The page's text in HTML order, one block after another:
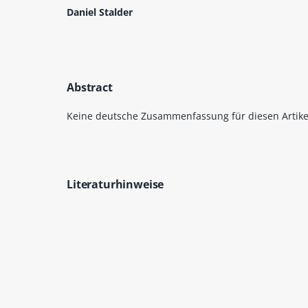
Daniel Stalder
Abstract
Keine deutsche Zusammenfassung für diesen
Literaturhinweise